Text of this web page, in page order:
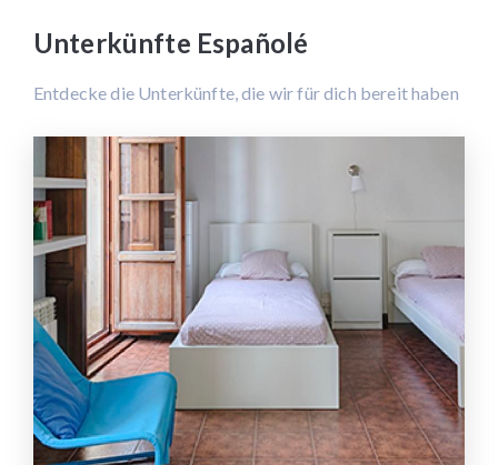
Unterkünfte Españolé
Entdecke die Unterkünfte, die wir für dich bereit haben